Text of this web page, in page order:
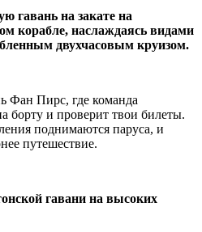
гавань на закате на
корабле, наслаждаясь видами
двухчасовым круизом.
Фан Пирс, где команда
борту и проверит твои билеты.
поднимаются паруса, и
путешествие.
гавани на высоких